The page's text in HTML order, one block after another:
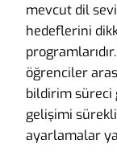
mevcut dil
hedeflerini
öğrenciler
bildirim süreci
gelişimi
ayarlamalar